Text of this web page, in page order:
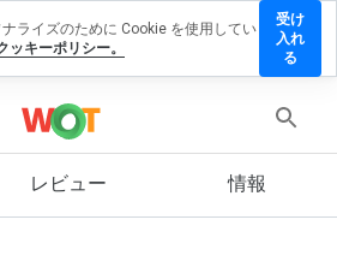
レビュー 情報
ライズのために Cookie を使用してい
ッキーポリシー。
受け
入れ
る